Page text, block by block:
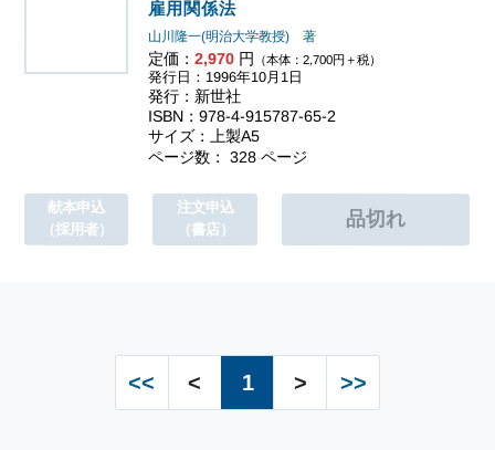
雇用関係法
山川隆一(明治大学教授) 著
定価：2,970 円 （本体：2,700円＋税）
発行日：1996年10月1日
発行：新世社
ISBN：978-4-915787-65-2
サイズ：上製A5
ページ数： 328 ページ
献本申込
（採用者）
注文申込
（書店）
<< < 1 > >>